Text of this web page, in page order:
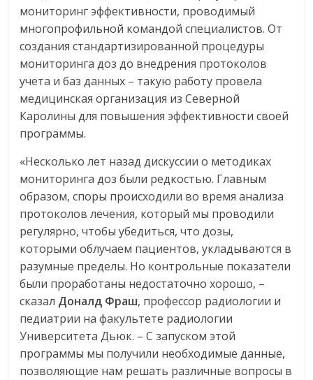
мониторинг эффективности, проводимый
многопрофильной командой специалистов. От
создания стандартизированной процедуры
мониторинга доз до внедрения протоколов
учета и баз данных – такую работу провела
медицинская организация из Северной
Каролины для повышения эффективности своей
программы.
«Несколько лет назад дискуссии о методиках
мониторинга доз были редкостью. Главным
образом, споры происходили во время анализа
протоколов лечения, который мы проводили
регулярно, чтобы убедиться, что дозы,
которыми облучаем пациентов, укладываются в
разумные пределы. Но контрольные показатели
были проработаны недостаточно хорошо, –
сказал Доналд Фраш, профессор радиологии и
педиатрии на факультете радиологии
Университета Дьюк. – С запуском этой
программы мы получили необходимые данные,
позволяющие нам решать различные вопросы в